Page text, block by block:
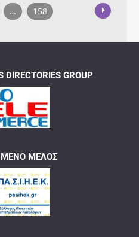
… 158
DIRECTORIES GROUP
ΜΈΛΟΣ